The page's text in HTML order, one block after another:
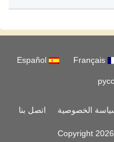
Français
Español
الخصوصية اتصل بنا
Copyright